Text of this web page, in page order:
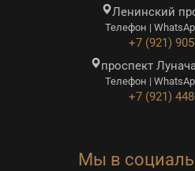
Ленинский
Телефон |
+7 (921)
проспект
Телефон |
+7 (921)
Мы в